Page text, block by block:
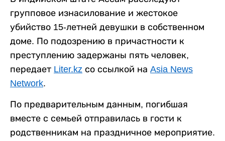
групповое изнасилование и жестокое
убийство 15-летней девушки в собственном
доме. По подозрению в причастности к
преступлению задержаны пять человек,
передает Liter.kz со ссылкой на Asia News
Network.
По предварительным данным, погибшая
вместе с семьей отправилась в гости к
родственникам на праздничное мероприятие.